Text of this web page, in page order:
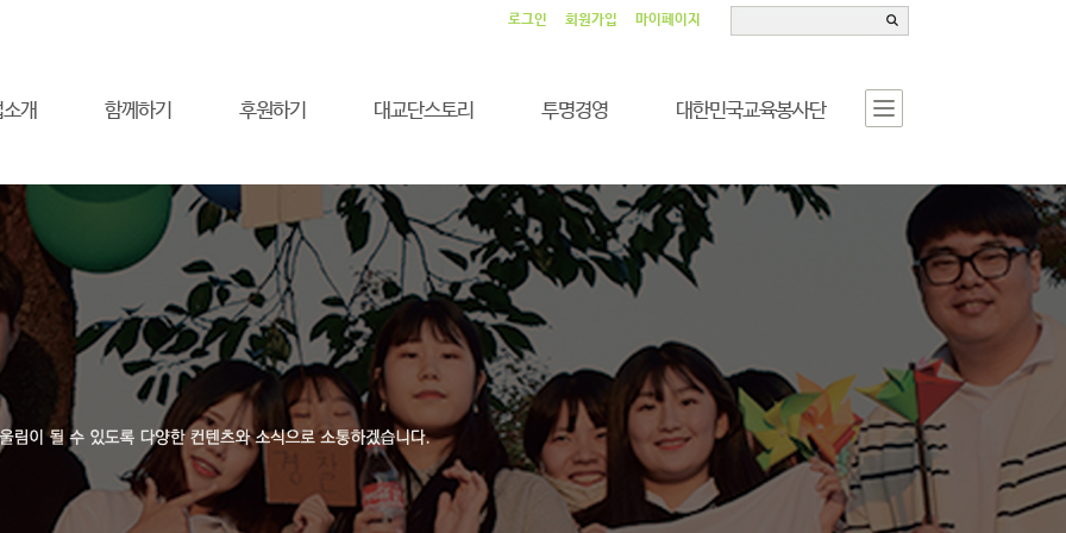
로그인 회원가입 마이페이지
개 함께하기 후원하기 대교단스토리 투명경영 대한민국교육봉사단